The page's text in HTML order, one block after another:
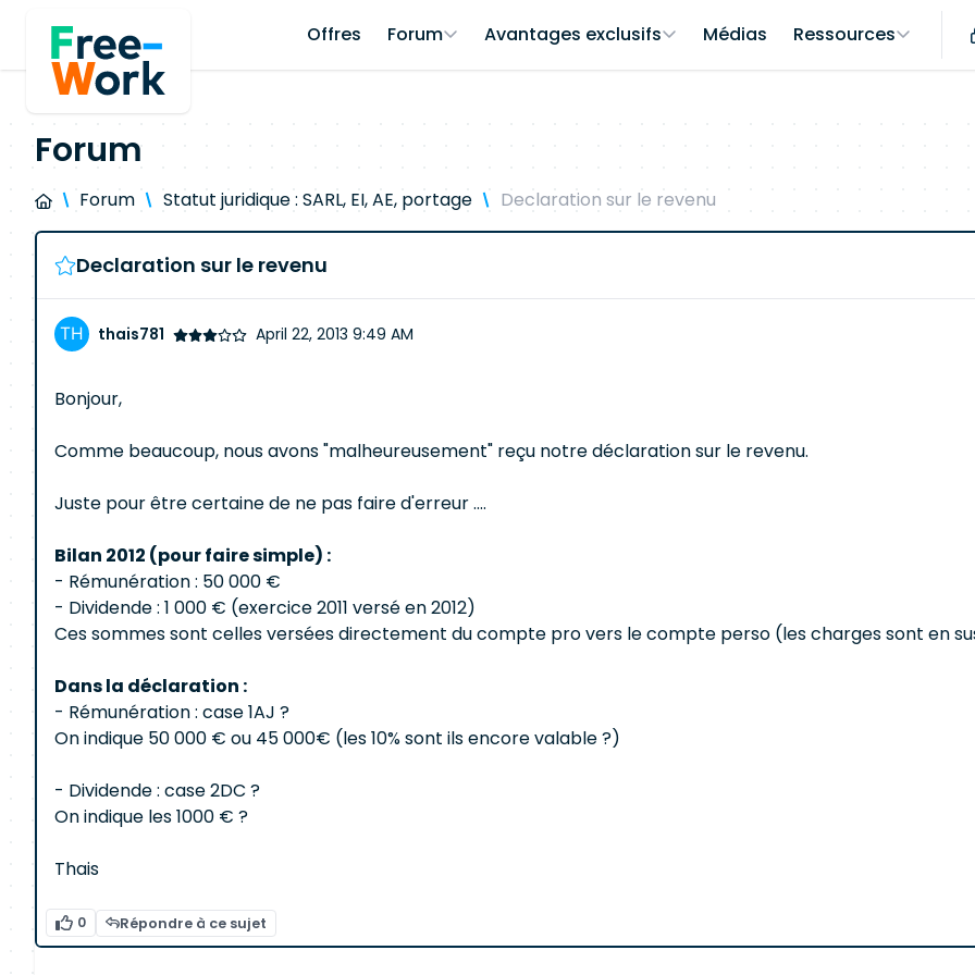
Offres Forum Avantages exclusifs Médias Ressources
Forum
Forum Statut juridique : SARL, EI, AE, portage Declaration sur le revenu
Declaration sur le revenu
thais781 April 22, 2013 9:49 AM
Bonjour,
Comme beaucoup, nous avons "malheureusement" reçu notre déclaration sur le revenu.
Juste pour être certaine de ne pas faire d'erreur ....
Bilan 2012 (pour faire simple) :
- Rémunération : 50 000 €
- Dividende : 1 000 € (exercice 2011 versé en 2012)
Ces sommes sont celles versées directement du compte pro vers le compte perso (les charges sont en
Dans la déclaration :
- Rémunération : case 1AJ ?
On indique 50 000 € ou 45 000€ (les 10% sont ils encore valable ?)
- Dividende : case 2DC ?
On indique les 1000 € ?
Thais
0 Répondre à ce sujet